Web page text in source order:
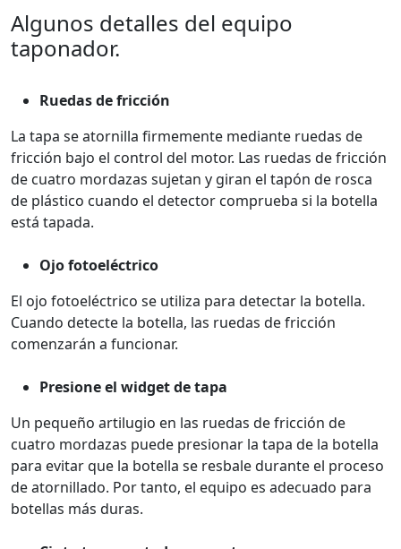
Algunos detalles del equipo
taponador.
Ruedas de fricción
La tapa se atornilla firmemente mediante ruedas de
fricción bajo el control del motor. Las ruedas de fricción
de cuatro mordazas sujetan y giran el tapón de rosca
de plástico cuando el detector comprueba si la botella
está tapada.
Ojo fotoeléctrico
El ojo fotoeléctrico se utiliza para detectar la botella.
Cuando detecte la botella, las ruedas de fricción
comenzarán a funcionar.
Presione el widget de tapa
Un pequeño artilugio en las ruedas de fricción de
cuatro mordazas puede presionar la tapa de la botella
para evitar que la botella se resbale durante el proceso
de atornillado. Por tanto, el equipo es adecuado para
botellas más duras.